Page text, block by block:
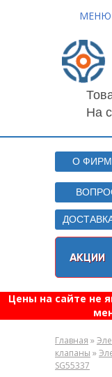
МЕНЮ
На
О
АКЦИИ
Цены на сайте не
Главная »
клапаны »
SG55337